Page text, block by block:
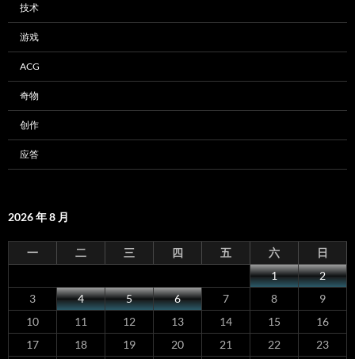
技术
游戏
ACG
奇物
创作
应答
2026 年 8 月
一 二 三 四 五 六
日
1
2
3
4 5 6 7 8
9
10
11 12 13 14 15
16
17
18 19 20 21 22
23